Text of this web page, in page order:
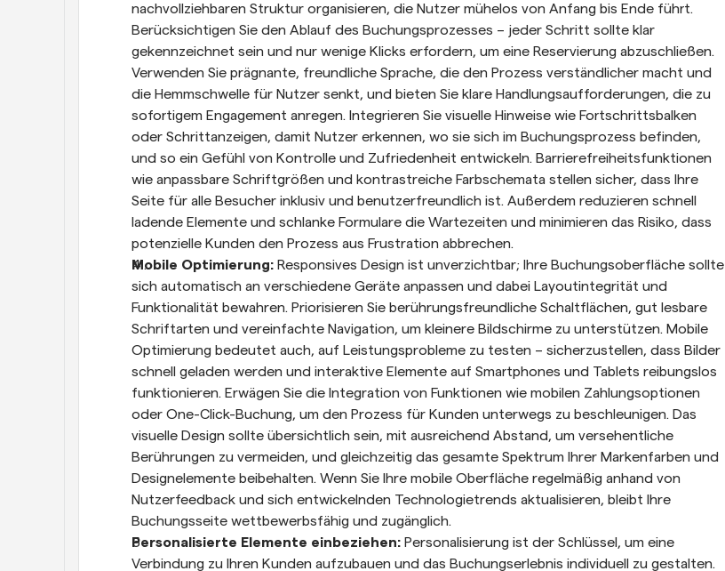
nachvollziehbaren Struktur organisieren, die Nutzer mühelos von Anfang bis Ende führt.
Berücksichtigen Sie den Ablauf des Buchungsprozesses – jeder Schritt sollte klar
gekennzeichnet sein und nur wenige Klicks erfordern, um eine Reservierung abzuschließen.
Verwenden Sie prägnante, freundliche Sprache, die den Prozess verständlicher macht und
die Hemmschwelle für Nutzer senkt, und bieten Sie klare Handlungsaufforderungen, die zu
sofortigem Engagement anregen. Integrieren Sie visuelle Hinweise wie Fortschrittsbalken
oder Schrittanzeigen, damit Nutzer erkennen, wo sie sich im Buchungsprozess befinden,
und so ein Gefühl von Kontrolle und Zufriedenheit entwickeln. Barrierefreiheitsfunktionen
wie anpassbare Schriftgrößen und kontrastreiche Farbschemata stellen sicher, dass Ihre
Seite für alle Besucher inklusiv und benutzerfreundlich ist. Außerdem reduzieren schnell
ladende Elemente und schlanke Formulare die Wartezeiten und minimieren das Risiko, dass
potenzielle Kunden den Prozess aus Frustration abbrechen.
Mobile Optimierung: Responsives Design ist unverzichtbar; Ihre Buchungsoberfläche sollte
sich automatisch an verschiedene Geräte anpassen und dabei Layoutintegrität und
Funktionalität bewahren. Priorisieren Sie berührungsfreundliche Schaltflächen, gut lesbare
Schriftarten und vereinfachte Navigation, um kleinere Bildschirme zu unterstützen. Mobile
Optimierung bedeutet auch, auf Leistungsprobleme zu testen – sicherzustellen, dass Bilder
schnell geladen werden und interaktive Elemente auf Smartphones und Tablets reibungslos
funktionieren. Erwägen Sie die Integration von Funktionen wie mobilen Zahlungsoptionen
oder One-Click-Buchung, um den Prozess für Kunden unterwegs zu beschleunigen. Das
visuelle Design sollte übersichtlich sein, mit ausreichend Abstand, um versehentliche
Berührungen zu vermeiden, und gleichzeitig das gesamte Spektrum Ihrer Markenfarben und
Designelemente beibehalten. Wenn Sie Ihre mobile Oberfläche regelmäßig anhand von
Nutzerfeedback und sich entwickelnden Technologietrends aktualisieren, bleibt Ihre
Buchungsseite wettbewerbsfähig und zugänglich.
Personalisierte Elemente einbeziehen: Personalisierung ist der Schlüssel, um eine
Verbindung zu Ihren Kunden aufzubauen und das Buchungserlebnis individuell zu gestalten.